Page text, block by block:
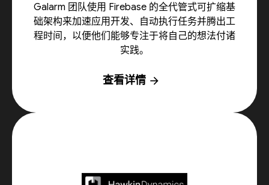
Galarm 团队使用 Firebase 的全代管式可扩缩基
础架构来加速应用开发、自动执行任务并腾出工
程时间，以便他们能够专注于将自己的想法付诸
实践。
查看详情 arrow_forward